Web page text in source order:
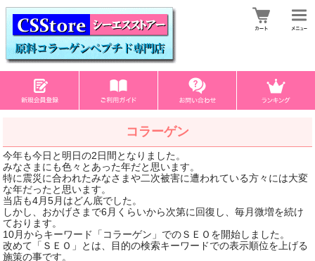
コラーゲン
今年も今日と明日の2日間となりました。
みなさまにも色々とあった年だと思います。
特に震災に合われたみなさまや二次被害に遭われている方々には大変
な年だったと思います。
当店も4月5月はどん底でした。
しかし、おかげさまで6月くらいから次第に回復し、毎月微増を続け
ております。
10月からキーワード「コラーゲン」でのＳＥＯを開始しました。
改めて「ＳＥＯ」とは、目的の検索キーワードでの表示順位を上げる
施策の事です。